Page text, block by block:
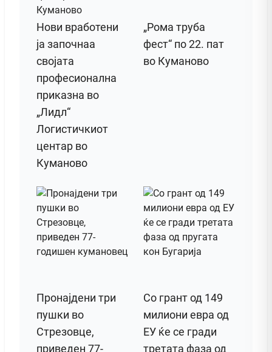
Нови вработени
ја започнаа
својата
професионална
приказна во
„Лидл“
Логистичкиот
центар во
Куманово
„Рома труба
фест“ по 22. пат
во Куманово
Пронајдени три
пушки во
Стрезовце,
приведен 77-
Со грант од 149
милиони евра од
ЕУ ќе се гради
третата фаза од